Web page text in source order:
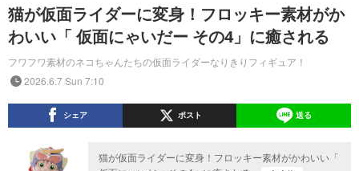
猫が仮面ライダーに変身！フロッキー素材がか
わいい「 仮面にゃいだー その4」に癒される
フワフワ素材のネコちゃんたちの仮面ライダーなりきりフィギュア！
2026.6.7 Sun 7:10
シェア ポスト 送る
猫が仮面ライダーに変身！フロッキー素材がかわいい「